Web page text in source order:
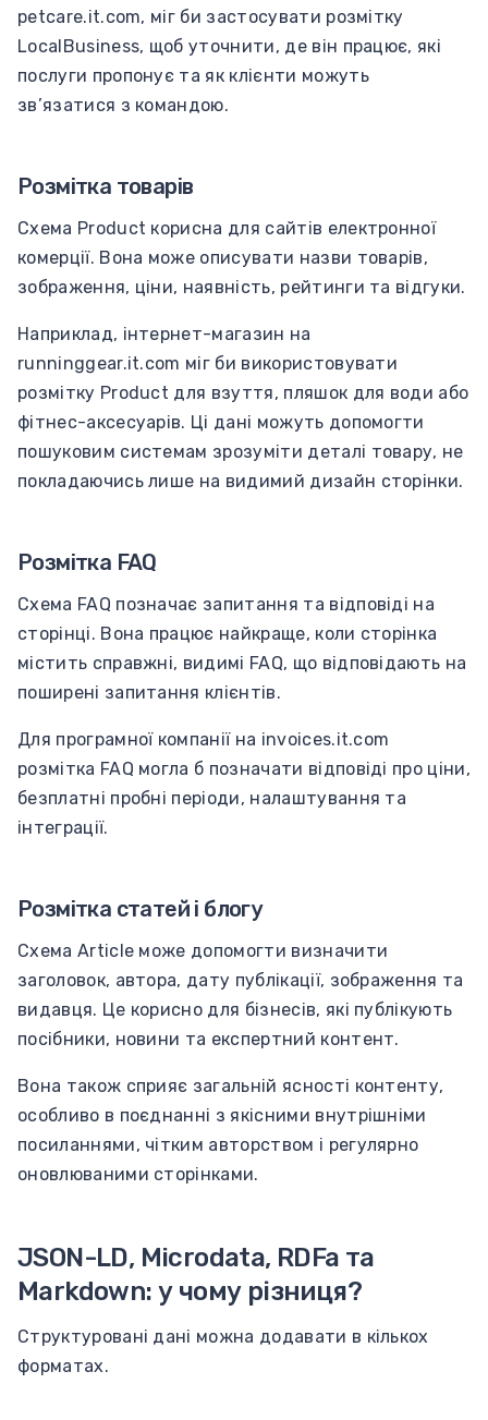
petcare.it.com, міг би застосувати розмітку
LocalBusiness, щоб уточнити, де він працює, які
послуги пропонує та як клієнти можуть
зв’язатися з командою.
Розмітка товарів
Схема Product корисна для сайтів електронної
комерції. Вона може описувати назви товарів,
зображення, ціни, наявність, рейтинги та відгуки.
Наприклад, інтернет-магазин на
runninggear.it.com міг би використовувати
розмітку Product для взуття, пляшок для води або
фітнес-аксесуарів. Ці дані можуть допомогти
пошуковим системам зрозуміти деталі товару, не
покладаючись лише на видимий дизайн сторінки.
Розмітка FAQ
Схема FAQ позначає запитання та відповіді на
сторінці. Вона працює найкраще, коли сторінка
містить справжні, видимі FAQ, що відповідають на
поширені запитання клієнтів.
Для програмної компанії на invoices.it.com
розмітка FAQ могла б позначати відповіді про ціни,
безплатні пробні періоди, налаштування та
інтеграції.
Розмітка статей і блогу
Схема Article може допомогти визначити
заголовок, автора, дату публікації, зображення та
видавця. Це корисно для бізнесів, які публікують
посібники, новини та експертний контент.
Вона також сприяє загальній ясності контенту,
особливо в поєднанні з якісними внутрішніми
посиланнями, чітким авторством і регулярно
оновлюваними сторінками.
JSON-LD, Microdata, RDFa та
Markdown: у чому різниця?
Структуровані дані можна додавати в кількох
форматах.